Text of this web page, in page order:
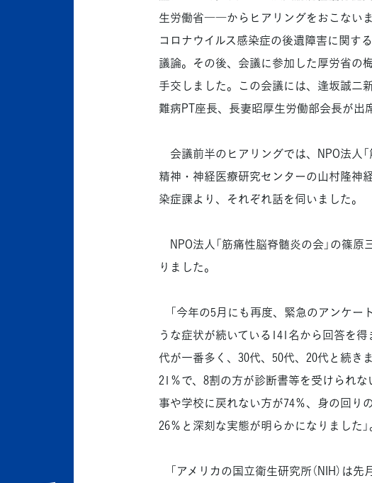
生労働省――からヒアリングをおこない
コロナウイルス感染症の後遺障害に関す
議論。その後、会議に参加した厚労省の
手交しました。この会議には、逢坂誠二
難病PT座長、長妻昭厚生労働部会長が出
会議前半のヒアリングでは、NPO法人
精神・神経医療研究センターの山村隆神
染症課より、それぞれ話を伺いました。
NPO法人「筋痛性脳脊髄炎の会」の篠
りました。
「今年の5月にも再度、緊急のアンケー
うな症状が続いている141名から回答を
代が一番多く、30代、50代、20代と続
21％で、8割の方が診断書等を受けられ
事や学校に戻れない方が74％、身の回り
26％と深刻な実態が明らかになりました」
「アメリカの国立衛生研究所（NIH）は